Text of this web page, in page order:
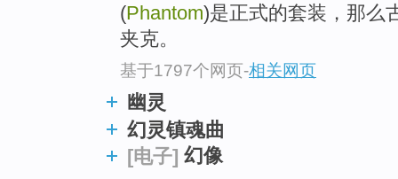
(Phantom)是正式的套装，那么
夹克。
基于1797个网页-相关网页
幽灵
幻灵镇魂曲
[电子] 幻像